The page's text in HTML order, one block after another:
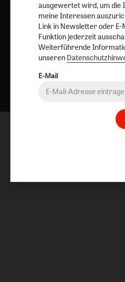
ausgewertet wird, um die
meine Interessen
Link in Newsletter oder E-
Funktion jederzeit
Weiterführende
unseren
E-Mail